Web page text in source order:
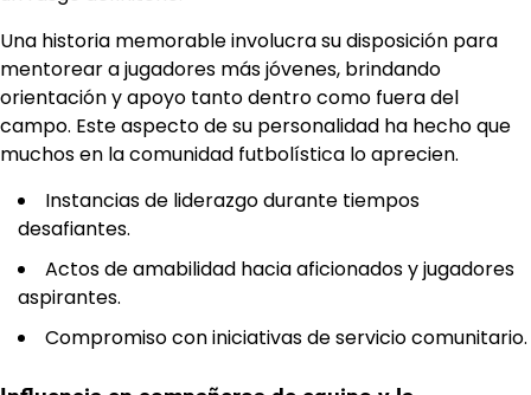
Una historia memorable involucra su disposición para
mentorear a jugadores más jóvenes, brindando
orientación y apoyo tanto dentro como fuera del
campo. Este aspecto de su personalidad ha hecho que
muchos en la comunidad futbolística lo aprecien.
Instancias de liderazgo durante tiempos
desafiantes.
Actos de amabilidad hacia aficionados y jugadores
aspirantes.
Compromiso con iniciativas de servicio comunitario.